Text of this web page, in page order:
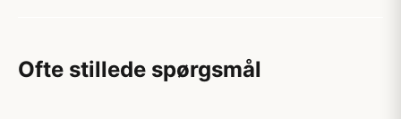
Ofte stillede spørgsmål